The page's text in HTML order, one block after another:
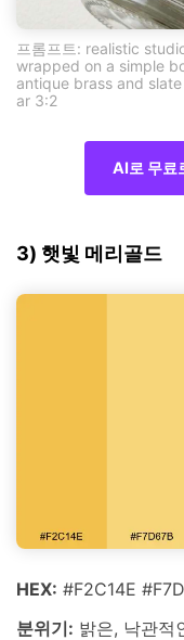
프롬프트: realistic
wrapped on a simple
antique brass and
ar 3:2
AI로 무료
3) 햇빛 메리골드
HEX: #F2C14E
분위기: 밝은, 낙관적